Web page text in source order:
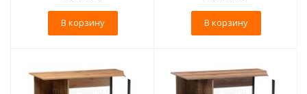
В корзину В корзину